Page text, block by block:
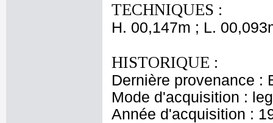
TECHNIQUES :
H. 00,147m ; L.
HISTORIQUE :
Dernière provenance :
Mode d'acquisition :
Année d'acquisition :